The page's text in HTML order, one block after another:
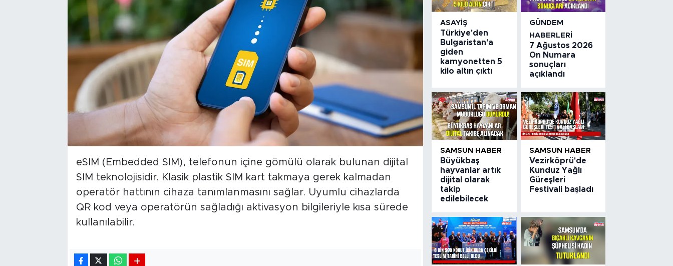
eSIM (Embedded SIM), telefonun içine gömülü olarak bulunan dijital
SIM teknolojisidir. Klasik plastik SIM kart takmaya gerek kalmadan
operatör hattının cihaza tanımlanmasını sağlar. Uyumlu cihazlarda
QR kod veya operatörün sağladığı aktivasyon bilgileriyle kısa sürede
kullanılabilir.
ASAYIŞ
Türkiye'den
Bulgaristan'a
giden
kamyonetten 5
kilo altın çıktı
GÜNDEM
HABERLERI
7 Ağustos 2026
On Numara
sonuçları
açıklandı
SAMSUN HABER
Büyükbaş
hayvanlar artık
dijital olarak
takip
edilebilecek
SAMSUN HABER
Vezirköprü'de
Kunduz Yağlı
Güreşleri
Festivali başladı